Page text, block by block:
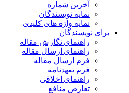
آخرین شماره
نمایه نویسندگان
نمایه واژه های کلیدی
برای نویسندگان
راهنمای نگارش مقاله
راهنمای ارسال مقاله
فرم ارسال مقاله
فرم تعهدنامه
راهنمای اخلاقی
تعارض منافع